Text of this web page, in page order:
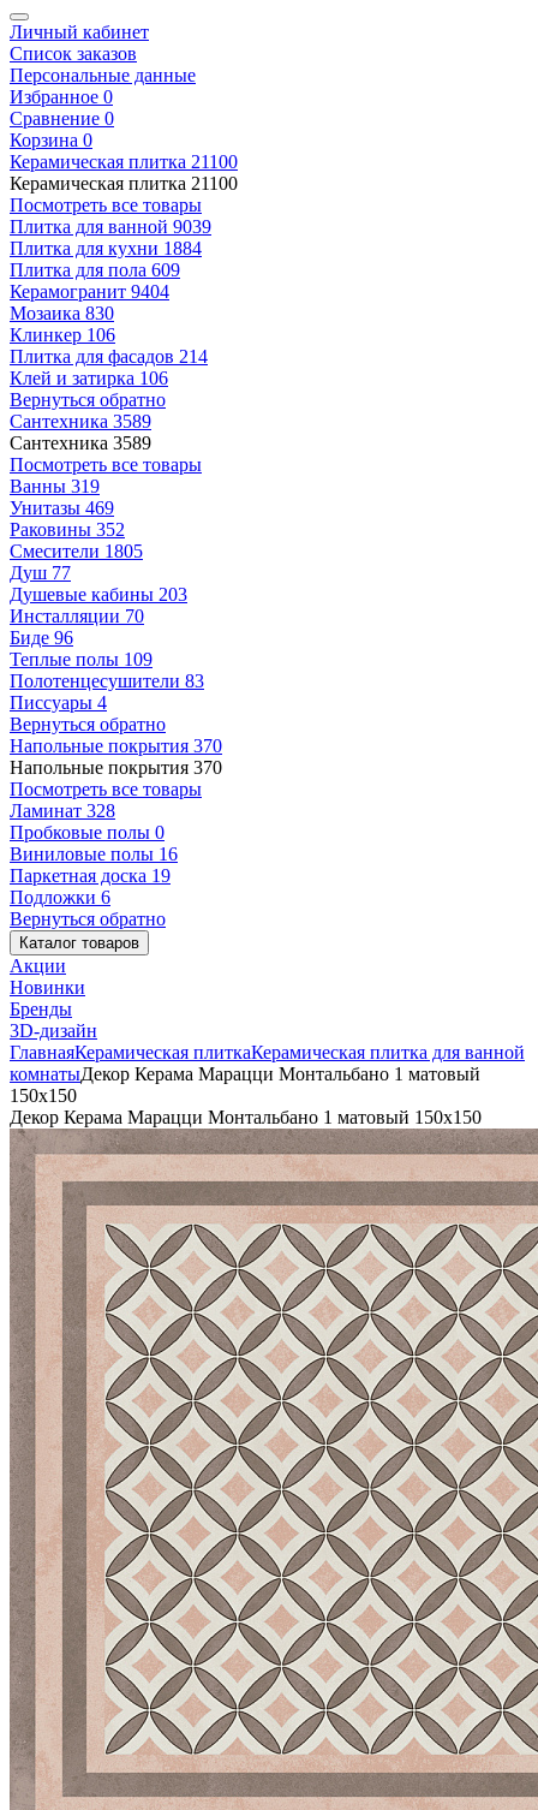
Личный кабинет
Список заказов
Персональные данные
Избранное 0
Сравнение 0
Корзина 0
Керамическая плитка 21100
Керамическая плитка 21100
Посмотреть все товары
Плитка для ванной 9039
Плитка для кухни 1884
Плитка для пола 609
Керамогранит 9404
Мозаика 830
Клинкер 106
Плитка для фасадов 214
Клей и затирка 106
Вернуться обратно
Сантехника 3589
Сантехника 3589
Посмотреть все товары
Ванны 319
Унитазы 469
Раковины 352
Смесители 1805
Душ 77
Душевые кабины 203
Инсталляции 70
Биде 96
Теплые полы 109
Полотенцесушители 83
Писсуары 4
Вернуться обратно
Напольные покрытия 370
Напольные покрытия 370
Посмотреть все товары
Ламинат 328
Пробковые полы 0
Виниловые полы 16
Паркетная доска 19
Подложки 6
Вернуться обратно
Каталог товаров
Акции
Новинки
Бренды
3D-дизайн
ГлавнаяКерамическая плиткаКерамическая плитка для ванной
комнатыДекор Керама Марацци Монтальбано 1 матовый
150x150
Декор Керама Марацци Монтальбано 1 матовый 150x150